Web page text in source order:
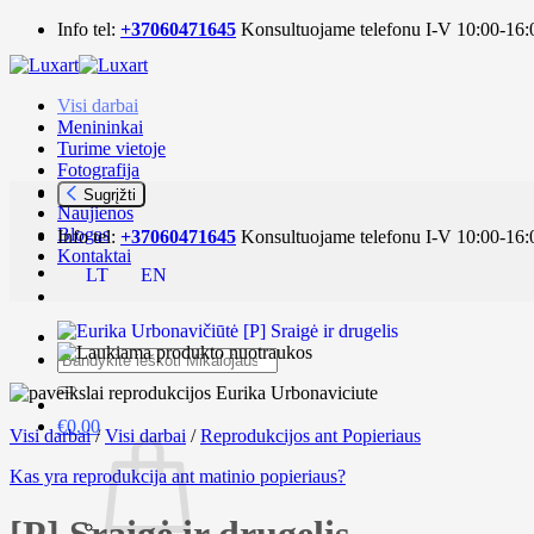
Skip
content
Info tel: +37060471645 Konsultuojame telefonu I-V 10:00-
Visi darbai
Menininkai
Turime vietoje
Fotografija
Aksesuarai
Naujienos
Blogas
Kontaktai
Ieškoti:
€0.00
Sugrįžti
Info tel: +37060471645 Konsultuojame telefonu I-V 10:00-
LT
EN
Visi darbai / Visi darbai / Reprodukcijos ant Popieriaus
Kas yra reprodukcija ant matinio popieriaus?